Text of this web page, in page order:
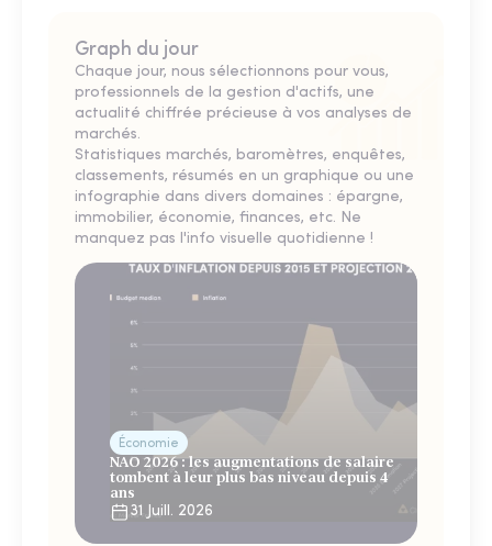
Graph du jour
Chaque jour, nous sélectionnons pour vous,
professionnels de la gestion d'actifs, une
actualité chiffrée précieuse à vos analyses de
marchés.
Statistiques marchés, baromètres, enquêtes,
classements, résumés en un graphique ou une
infographie dans divers domaines : épargne,
immobilier, économie, finances, etc. Ne
manquez pas l'info visuelle quotidienne !
Économie
NAO 2026 : les augmentations de salaire
tombent à leur plus bas niveau depuis 4
ans
31 Juill. 2026